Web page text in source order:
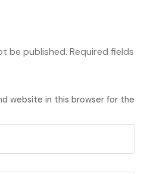
be published. Required fields
website in this browser for the